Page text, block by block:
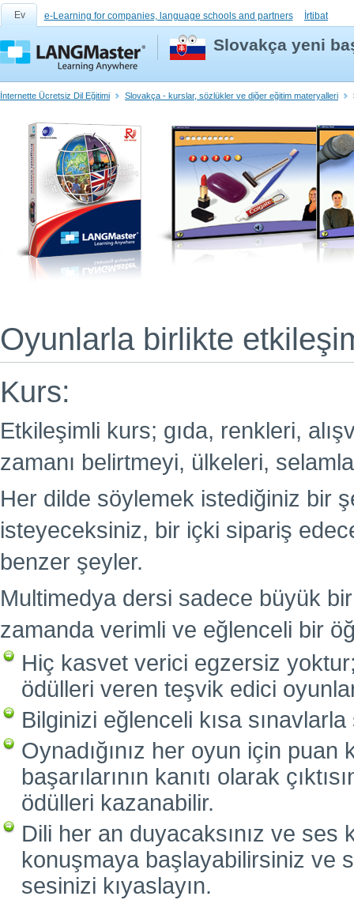
Ev e-Learning for companies, language schools and partners İrtibat
Slovakça yeni
İnternette Ücretsiz Dil Eğitimi Slovakça - kurslar, sözlükler ve diğer eğitim materyalleri
Oyunlarla birlikte
Kurs:
Etkileşimli kurs; gıda, renkleri,
zamanı belirtmeyi, ülkeleri,
Her dilde söylemek istediğiniz bir
isteyeceksiniz, bir içki sipariş
benzer şeyler.
Multimedya dersi sadece büyük
zamanda verimli ve eğlenceli bir
Hiç kasvet verici egzersiz
ödülleri veren teşvik edici
Bilginizi eğlenceli kısa sınavlarla
Oynadığınız her oyun için
başarılarının kanıtı olarak
ödülleri kazanabilir.
Dili her an duyacaksınız ve ses
konuşmaya başlayabilirsiniz ve
sesinizi kıyaslayın.